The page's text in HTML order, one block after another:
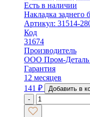
Есть в наличии
Накладка заднего
Артикул: 31514-
Код
31674
Производитель
ООО Пром-Деталь
Гарантия
12 месяцев
141 ₽
Добавить в
-